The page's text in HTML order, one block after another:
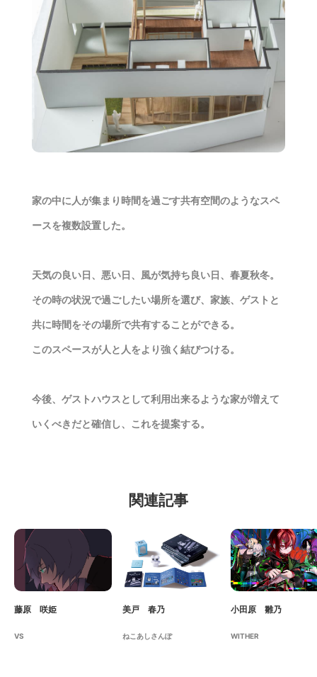
家の中に人が集まり時間を過ごす共有空間のようなスペ
ースを複数設置した。
天気の良い日、悪い日、風が気持ち良い日、春夏秋冬。
その時の状況で過ごしたい場所を選び、家族、ゲストと
共に時間をその場所で共有することができる。
このスペースが人と人をより強く結びつける。
今後、ゲストハウスとして利用出来るような家が増えて
いくべきだと確信し、これを提案する。
関連記事
藤原 咲姫
VS
美戸 春乃
ねこあしさんぽ
小田原 雛乃
WITHER